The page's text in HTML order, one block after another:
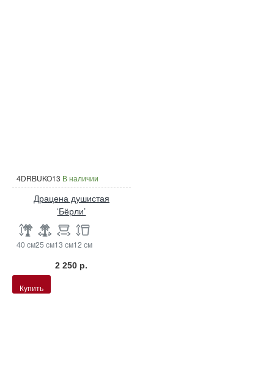
4DRBUKO13 В наличии
Драцена душистая
‘Бёрли’
40 см25 см13 см12 см
2 250 р.
Купить